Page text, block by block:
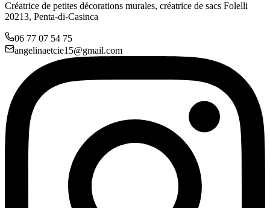
Créatrice de petites décorations murales, créatrice de sacs Folelli
20213, Penta-di-Casinca
06 77 07 54 75
angelinaetcie15@gmail.com